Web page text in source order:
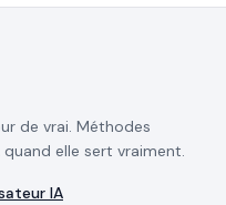
de vrai. Méthodes
elle sert vraiment.
IA